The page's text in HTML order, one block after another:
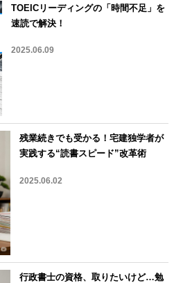
TOEICリーディングの「時間不足」を
速読で解決！
2025.06.09
残業続きでも受かる！宅建独学者が
実践する“読書スピード”改革術
2025.06.02
行政書士の資格、取りたいけど…勉